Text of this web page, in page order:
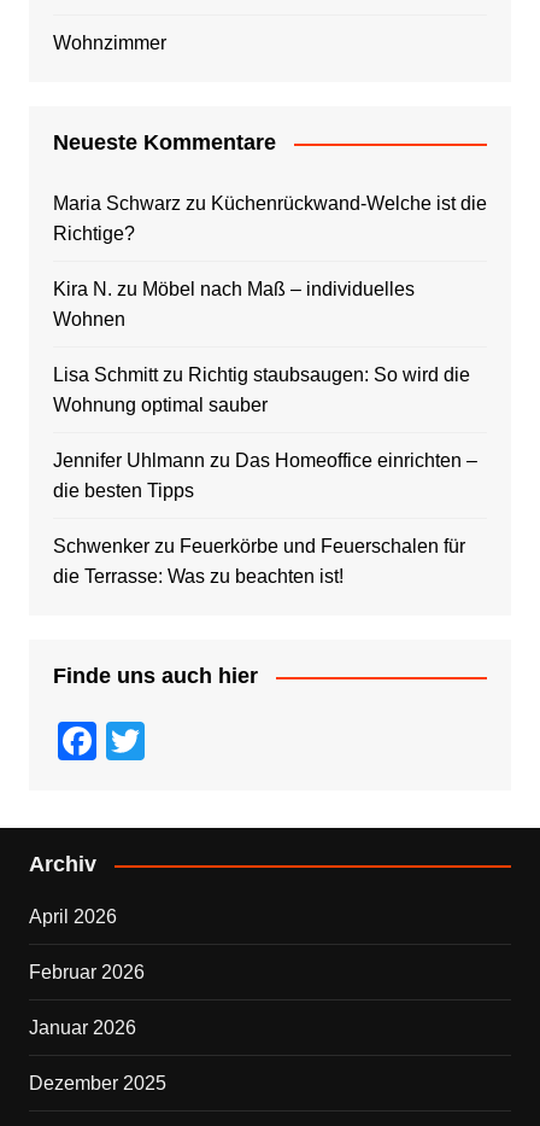
Wohnzimmer
Neueste Kommentare
Maria Schwarz zu Küchenrückwand-Welche ist die
Richtige?
Kira N. zu Möbel nach Maß – individuelles
Wohnen
Lisa Schmittzu Richtig staubsaugen: So wird die
Wohnung optimal sauber
Jennifer Uhlmann zu Das Homeoffice einrichten –
die besten Tipps
Schwenkerzu Feuerkörbe und Feuerschalen für
die Terrasse: Was zu beachten ist!
Finde uns auch hier
F
c
e
o
o
k
tt
er
Archiv
April 2026
Februar 2026
Januar 2026
Dezember 2025